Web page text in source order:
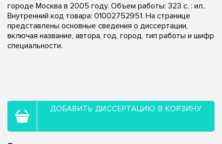
городе Москва в 2005 году. Объем работы: 323 с. : ил..
Внутренний код товара: 01002752951. На странице
представлены основные сведения о диссертации,
включая название, автора, год, город, тип работы и шифр
специальности.
ДОБАВИТЬ ДИССЕРТАЦИЮ В КОРЗИНУ